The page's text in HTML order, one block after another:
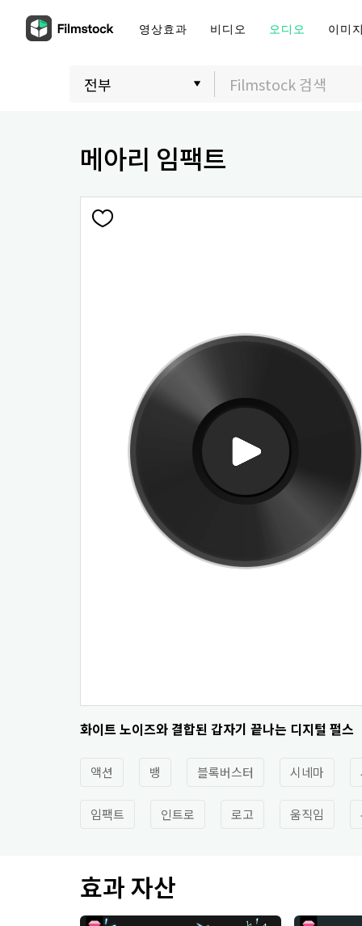
영상효과 비디오 오디오 이미
메아리 임팩트
화이트 노이즈와 결합된 갑자기 끝나는 디지털 펄스
액션 뱅 블록버스터 시네마
임팩트 인트로 로고 움직임
효과 자산